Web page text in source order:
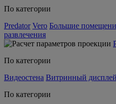
По категории
Predator Vero Большие
развлечения
По категории
Видеостена Витринный дисплей
По категории